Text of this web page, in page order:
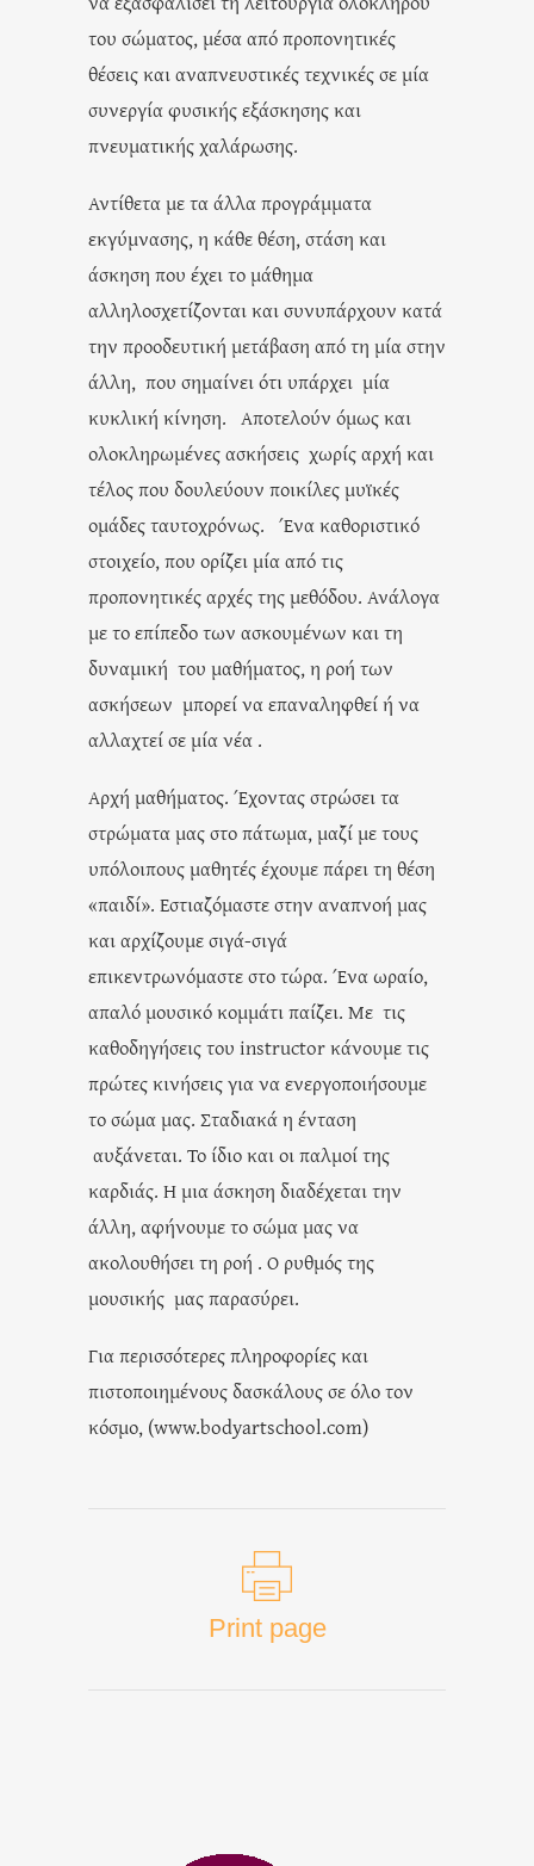
του σώματος, μέσα από προπονητικές
θέσεις και αναπνευστικές τεχνικές σε μία
συνεργία φυσικής εξάσκησης και
πνευματικής χαλάρωσης.
Αντίθετα με τα άλλα προγράμματα
εκγύμνασης, η κάθε θέση, στάση και
άσκηση που έχει το μάθημα
αλληλοσχετίζονται και συνυπάρχουν κατά
την προοδευτική μετάβαση από τη μία στην
άλλη, που σημαίνει ότι υπάρχει μία
κυκλική κίνηση. Αποτελούν όμως και
ολοκληρωμένες ασκήσεις χωρίς αρχή και
τέλος που δουλεύουν ποικίλες μυϊκές
ομάδες ταυτοχρόνως. Ένα καθοριστικό
στοιχείο, που ορίζει μία από τις
προπονητικές αρχές της μεθόδου. Ανάλογα
με το επίπεδο των ασκουμένων και τη
δυναμική του μαθήματος, η ροή των
ασκήσεων μπορεί να επαναληφθεί ή να
αλλαχτεί σε μία νέα .
Αρχή μαθήματος. Έχοντας στρώσει τα
στρώματα μας στο πάτωμα, μαζί με τους
υπόλοιπους μαθητές έχουμε πάρει τη θέση
«παιδί». Εστιαζόμαστε στην αναπνοή μας
και αρχίζουμε σιγά-σιγά
επικεντρωνόμαστε στο τώρα. Ένα ωραίο,
απαλό μουσικό κομμάτι παίζει. Με τις
καθοδηγήσεις του instructor κάνουμε τις
πρώτες κινήσεις για να ενεργοποιήσουμε
το σώμα μας. Σταδιακά η ένταση
αυξάνεται. Το ίδιο και οι παλμοί της
καρδιάς. Η μια άσκηση διαδέχεται την
άλλη, αφήνουμε το σώμα μας να
ακολουθήσει τη ροή . Ο ρυθμός της
μουσικής μας παρασύρει.
Για περισσότερες πληροφορίες και
πιστοποιημένους δασκάλους σε όλο τον
κόσμο, (www.bodyartschool.com)
Print page